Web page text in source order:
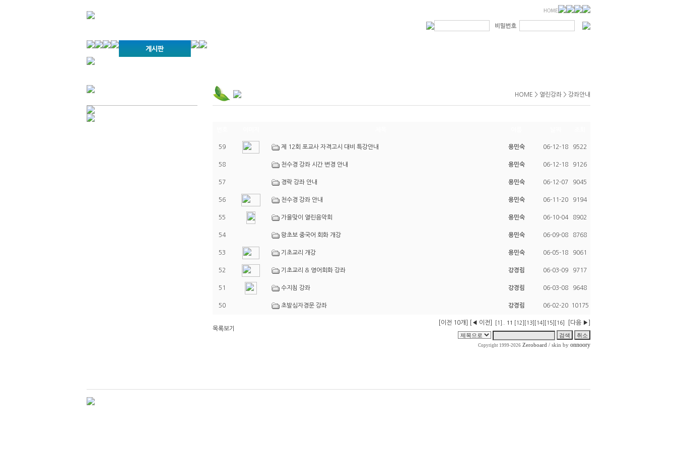
경기불교문화원 소개
설립이념
조직구성
HOME > 열린강좌 > 강좌안내
59 제 12회 포교사 자격고시 대비 특강안내 용민숙 06-12-18 9522
58 천수경 강좌 시간 변경 안내 용민숙 06-12-18 9126
57 경락 강좌 안내 용민숙 06-12-07 9045
56 천수경 강좌 안내 용민숙 06-11-20 9194
55 가을맞이 열린음악회 용민숙 06-10-04 8902
54 왕초보 중국어 회화 개강 용민숙 06-09-08 8768
53 기초교리 개강 용민숙 06-05-18 9061
52 기초교리 & 영어회화 강좌 강경림 06-03-09 9717
51 수지침 강좌 강경림 06-03-08 9648
50 초발심자경문 강좌 강경림 06-02-20 10175
목록보기
[이전 10개] [◀ 이전] [1] 11 [12] [13] [14] [15] [16] [다음 ▶]
Copyright 1999-2026 Zeroboard / skin by onnoory